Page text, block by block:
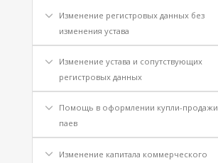
Изменение регистровых данных без
изменения устава
Изменение устава и сопутствующих
регистровых данных
Помощь в оформлении купли-продажи
паев
Изменение капитала коммерческого